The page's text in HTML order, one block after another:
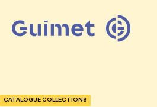
CATALOGUE COLLECTIONS